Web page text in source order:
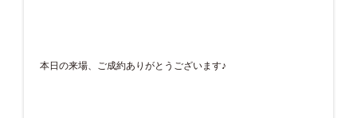
本日の来場、ご成約ありがとうございます♪